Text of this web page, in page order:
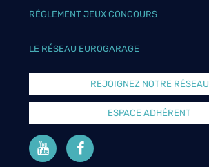
RÉGLEMENT JEUX CONCOURS
LE RÉSEAU EUROGARAGE
REJOIGNEZ NOTRE RÉSEAU
ESPACE ADHÉRENT